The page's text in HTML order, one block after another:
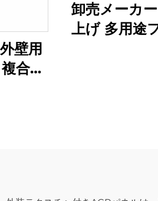
壁用
合パ
卸売メーカ
上げ 多用途